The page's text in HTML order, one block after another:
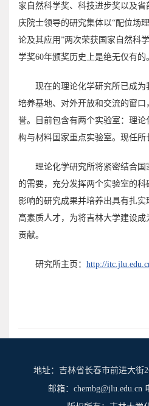
家自然科学奖、科技进步奖以及
庆院士领导的研究集体以“配位场
论及其应用”两次荣获国家自然科
学奖60年颁奖历史上是绝无仅有的
现在的理论化学研究所已成
培养基地、对外开放和交流的窗
誉。目前包含有两个实验室：理
构与材料国家重点实验室。现任所
理论化学研究所将紧密结合
的需要，充分发挥两个实验室的
影响的研究成果并培养出具有扎
高素质人才，为将吉林大学建设
贡献。
研究所主页： http://
地址：吉林省长春市前进大街
邮箱：chembg@jlu.edu.cn